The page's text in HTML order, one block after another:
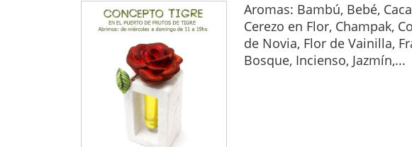
Aromas: Bambú, Bebé,
Cerezo en Flor, Champak,
de Novia, Flor de Vainilla,
Bosque, Incienso, Jazmín,...